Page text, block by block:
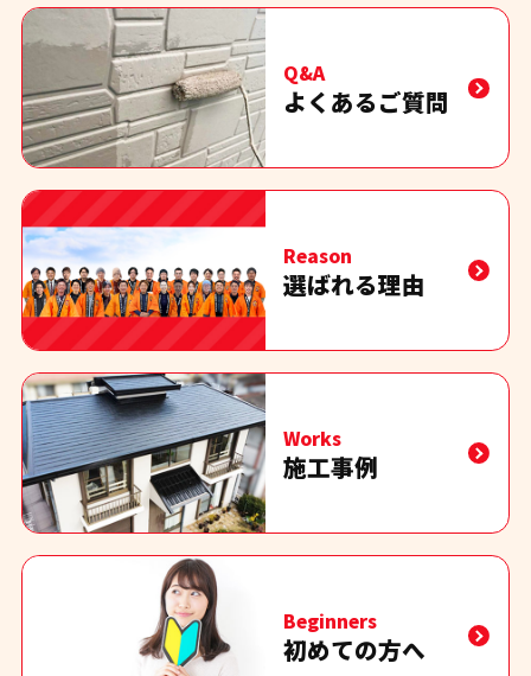
Q&A
よくあるご質問
Reason
選ばれる理由
Works
施工事例
Beginners
初めての方へ